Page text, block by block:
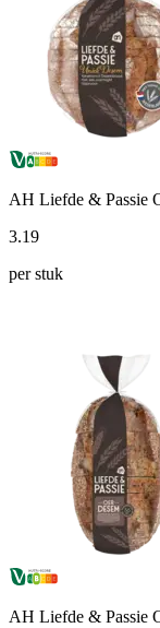
AH Liefde & Passie
3.19
per stuk
AH Liefde & Passie